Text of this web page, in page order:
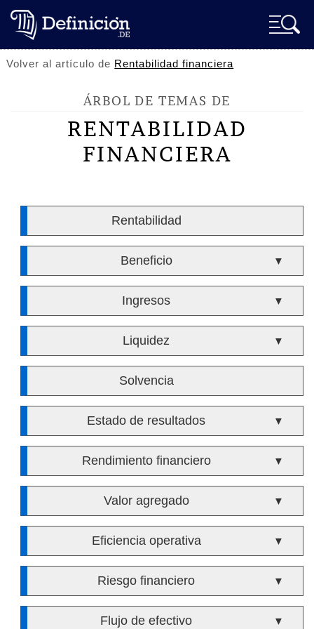
Volver al artículo de Rentabilidad financiera
ÁRBOL DE TEMAS DE
RENTABILIDAD
FINANCIERA
Rentabilidad
Beneficio ▼
Ingresos ▼
Liquidez ▼
Solvencia
Estado de resultados ▼
Rendimiento financiero ▼
Valor agregado ▼
Eficiencia operativa ▼
Riesgo financiero ▼
Flujo de efectivo ▼